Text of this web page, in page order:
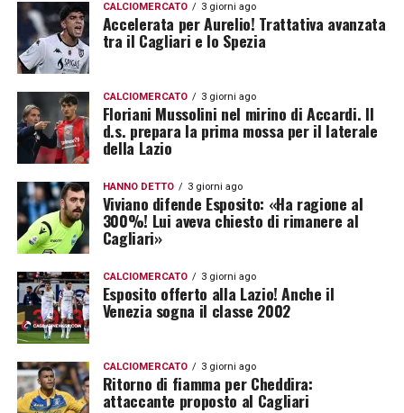
CALCIOMERCATO 3 giorni ago
Accelerata per Aurelio! Trattativa avanzata
tra il Cagliari e lo Spezia
CALCIOMERCATO 3 giorni ago
Floriani Mussolini nel mirino di Accardi. Il
d.s. prepara la prima mossa per il laterale
della Lazio
HANNO DETTO 3 giorni ago
Viviano difende Esposito: «Ha ragione al
300%! Lui aveva chiesto di rimanere al
Cagliari»
CALCIOMERCATO 3 giorni ago
Esposito offerto alla Lazio! Anche il
Venezia sogna il classe 2002
CALCIOMERCATO 3 giorni ago
Ritorno di fiamma per Cheddira:
attaccante proposto al Cagliari